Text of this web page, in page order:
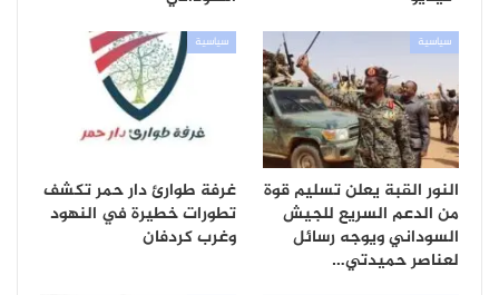
سياسية
النور القبة يعلن تسليم قوة
من الدعم السريع للجيش
السوداني ويوجه رسائل
لعناصر حميدتي…
سياسية
غرفة طوارئ دار حمر تكشف
تطورات خطيرة في النهود
وغرب كردفان